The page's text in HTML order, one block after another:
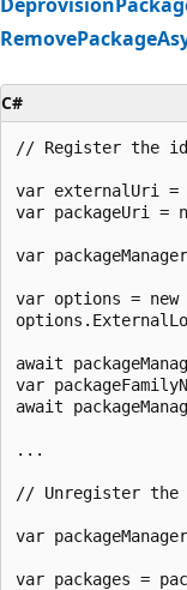
C#
// Register the
var externalUri =
var packageUri =
var
var options = new
await
var
await
...
// Unregister the
var
var packages =